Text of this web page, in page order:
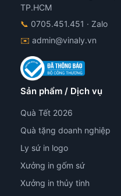
TP.HCM
📞 0705.451.451 · Zalo
✉️ admin@vinaly.vn
Sản phẩm / Dịch vụ
Quà Tết 2026
Quà tặng doanh nghiệp
Ly sứ in logo
Xưởng in gốm sứ
Xưởng in thủy tinh